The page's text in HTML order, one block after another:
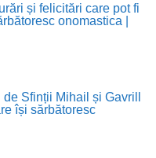
și felicitări care pot fi
onomastica |
Sfinții Mihail și Gavrill
își sărbătoresc